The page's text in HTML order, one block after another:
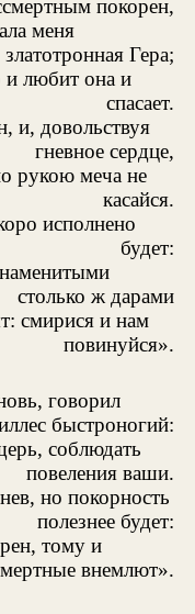
покорен,
меня
златотронная Гера;
и любит она и
спасает.
и, довольствуя
гневное сердце,
рукою меча не
касайся.
исполнено
будет:
столько ж дарами
смирися и нам
повинуйся».
говорил
быстроногий:
соблюдать
повеления ваши.
но покорность
полезнее будет:
тому и
внемлют».